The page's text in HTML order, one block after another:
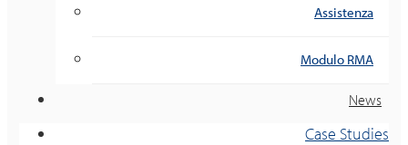
Assistenza
Modulo RMA
News
Case Studies